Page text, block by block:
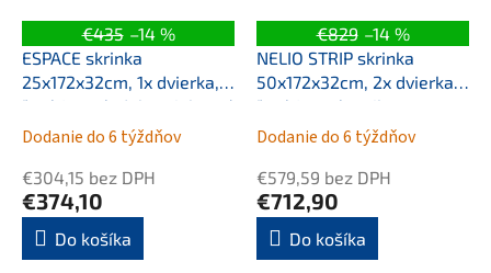
€435 –14 %
ESPACE skrinka
25x172x32cm, 1x dvierka,
ľavá/pravá, dub strieborný
Dodanie do 6 týždňov
€304,15 bez DPH
€374,10
Do košíka
€829 –14 %
NELIO STRIP skrinka
50x172x32cm, 2x dvierka,
ľavá/pravá, agila
Dodanie do 6 týždňov
€579,59 bez DPH
€712,90
Do košíka